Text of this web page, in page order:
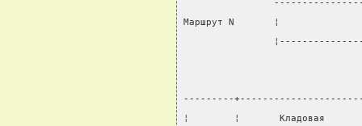
Маршрут N       ¦
---------
¦        ¦       Кладовая